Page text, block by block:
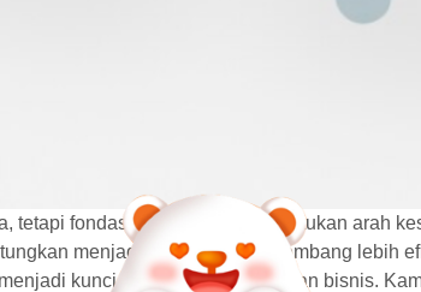
tetapi fondasi utama yang menentukan arah
menjadi pintu untuk berkembang lebih
kunci menghadapi tantangan bisnis.